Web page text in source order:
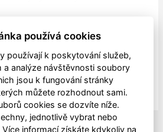
dravého mládí a zkušenosti
Litic Zdeněk Slanec
soupeřily o první místo v základní
na druhé pozici, po play off jim
používá cookies
používají k poskytování služeb,
a analýze návštěvnosti soubory
jsou k fungování stránky
můžete rozhodnout sami.
cookies se dozvíte níže.
jednotlivě vybrat nebo
informací získáte kdykoliv na